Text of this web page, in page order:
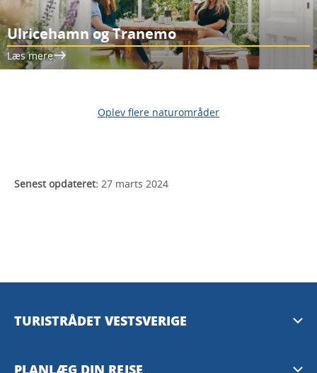
Ulricehamn og Tranemo
Læs mere
Oplev flere naturområder
Senest opdateret: 27 marts 2024
TURISTRÅDET VESTSVERIGE
Mediebank
PLANLÆG DIN REJSE